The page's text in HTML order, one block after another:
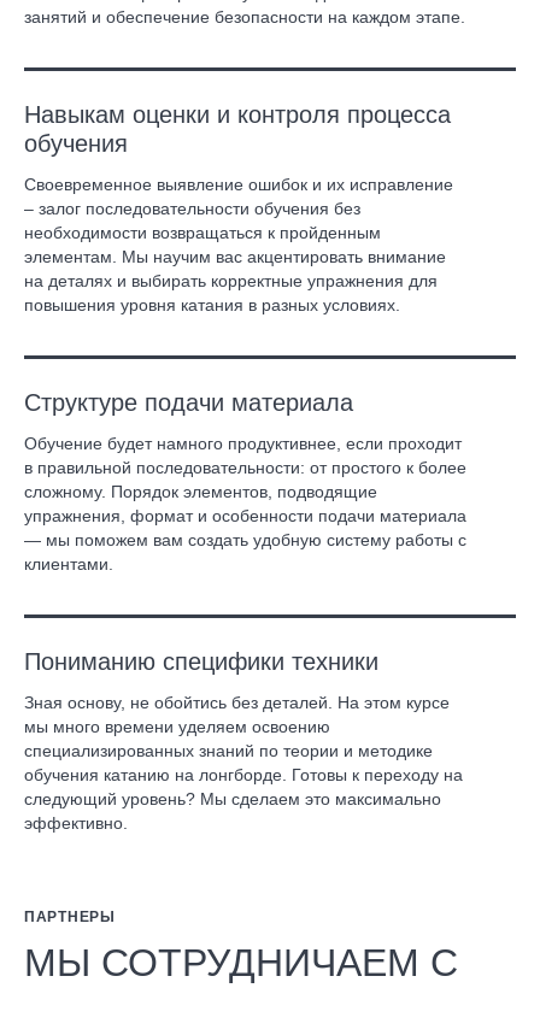
занятий и обеспечение безопасности на каждом этапе.
Навыкам оценки и контроля процесса
обучения
Своевременное выявление ошибок и их исправление
– залог последовательности обучения без
необходимости возвращаться к пройденным
элементам. Мы научим вас акцентировать внимание
на деталях и выбирать корректные упражнения для
повышения уровня катания в разных условиях.
Структуре подачи материала
Обучение будет намного продуктивнее, если проходит
в правильной последовательности: от простого к более
сложному. Порядок элементов, подводящие
упражнения, формат и особенности подачи материала
— мы поможем вам создать удобную систему работы с
клиентами.
Пониманию специфики техники
Зная основу, не обойтись без деталей. На этом курсе
мы много времени уделяем освоению
специализированных знаний по теории и методике
обучения катанию на лонгборде. Готовы к переходу на
следующий уровень? Мы сделаем это максимально
эффективно.
ПАРТНЕРЫ
МЫ СОТРУДНИЧАЕМ С